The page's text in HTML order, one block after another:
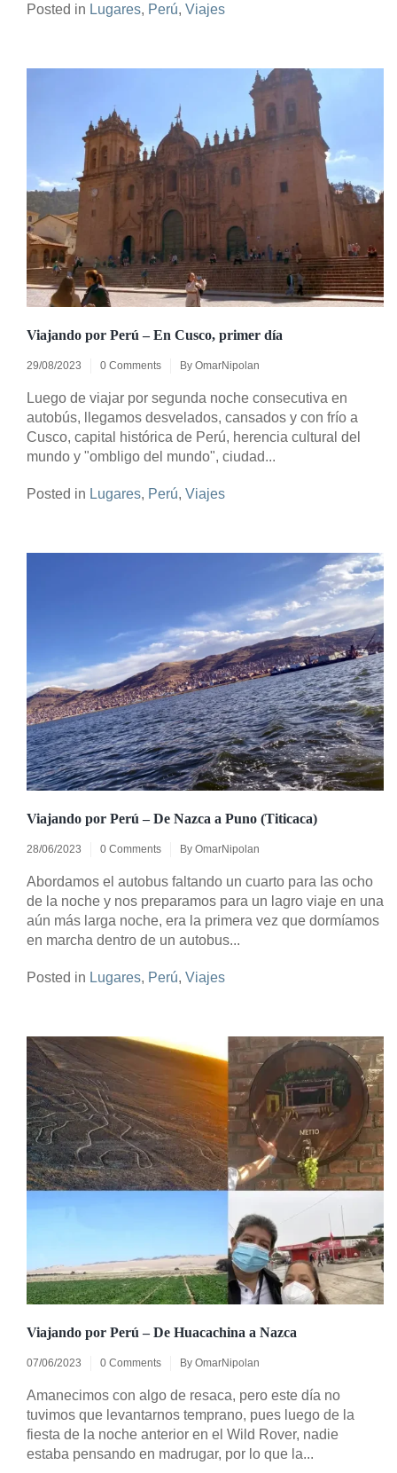
Posted in Lugares, Perú, Viajes
Viajando por Perú – En Cusco, primer día
29/08/2023 0 Comments By OmarNipolan
Luego de viajar por segunda noche consecutiva en
autobús, llegamos desvelados, cansados y con frío a
Cusco, capital histórica de Perú, herencia cultural del
mundo y "ombligo del mundo", ciudad...
Posted in Lugares, Perú, Viajes
Viajando por Perú – De Nazca a Puno (Titicaca)
28/06/2023 0 Comments By OmarNipolan
Abordamos el autobus faltando un cuarto para las ocho
de la noche y nos preparamos para un lagro viaje en una
aún más larga noche, era la primera vez que dormíamos
en marcha dentro de un autobus...
Posted in Lugares, Perú, Viajes
Viajando por Perú – De Huacachina a Nazca
07/06/2023 0 Comments By OmarNipolan
Amanecimos con algo de resaca, pero este día no
tuvimos que levantarnos temprano, pues luego de la
fiesta de la noche anterior en el Wild Rover, nadie
estaba pensando en madrugar, por lo que la...